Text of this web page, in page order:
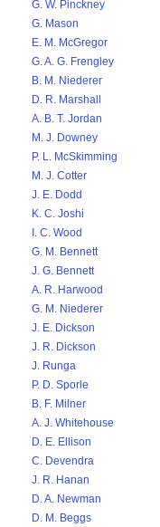
G. W. Pinckney
G. Mason
E. M. McGregor
G. A. G. Frengley
B. M. Niederer
D. R. Marshall
A. B. T. Jordan
M. J. Downey
P. L. McSkimming
M. J. Cotter
J. E. Dodd
K. C. Joshi
I. C. Wood
G. M. Bennett
J. G. Bennett
A. R. Harwood
G. M. Niederer
J. E. Dickson
J. R. Dickson
J. Runga
P. D. Sporle
B. F. Milner
A. J. Whitehouse
D. E. Ellison
C. Devendra
J. R. Hanan
D. A. Newman
D. M. Beggs